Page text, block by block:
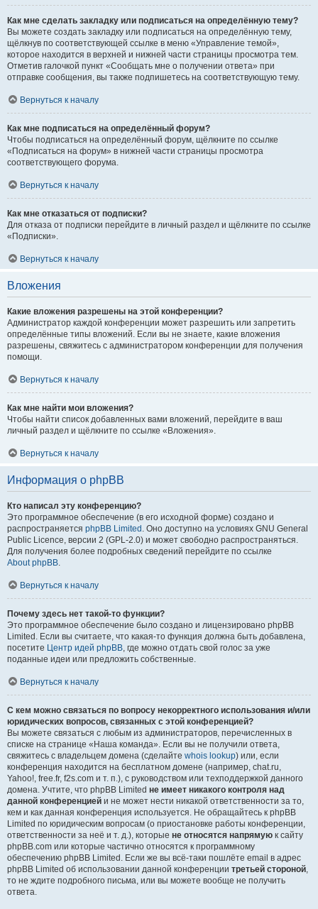
Как мне сделать закладку или подписаться на определённую тему?
Вы можете создать закладку или подписаться на определённую тему,
щёлкнув по соответствующей ссылке в меню «Управление темой»,
которое находится в верхней и нижней части страницы просмотра тем.
Отметив галочкой пункт «Сообщать мне о получении ответа» при
отправке сообщения, вы также подпишетесь на соответствующую тему.
Вернуться к началу
Как мне подписаться на определённый форум?
Чтобы подписаться на определённый форум, щёлкните по ссылке
«Подписаться на форум» в нижней части страницы просмотра
соответствующего форума.
Вернуться к началу
Как мне отказаться от подписки?
Для отказа от подписки перейдите в личный раздел и щёлкните по ссылке
«Подписки».
Вернуться к началу
Вложения
Какие вложения разрешены на этой конференции?
Администратор каждой конференции может разрешить или запретить
определённые типы вложений. Если вы не знаете, какие вложения
разрешены, свяжитесь с администратором конференции для получения
помощи.
Вернуться к началу
Как мне найти мои вложения?
Чтобы найти список добавленных вами вложений, перейдите в ваш
личный раздел и щёлкните по ссылке «Вложения».
Вернуться к началу
Информация о phpBB
Кто написал эту конференцию?
Это программное обеспечение (в его исходной форме) создано и
распространяется phpBB Limited . Оно доступно на условиях GNU General
Public Licence, версии 2 (GPL-2.0) и может свободно распространяться.
Для получения более подробных сведений перейдите по ссылке
About phpBB.
Вернуться к началу
Почему здесь нет такой-то функции?
Это программное обеспечение было создано и лицензировано phpBB
Limited. Если вы считаете, что какая-то функция должна быть добавлена,
посетите Центр идей phpBB, где можно отдать свой голос за уже
поданные идеи или предложить собственные.
Вернуться к началу
С кем можно связаться по вопросу некорректного использования и/или
юридических вопросов, связанных с этой конференцией?
Вы можете связаться с любым из администраторов, перечисленных в
списке на странице «Наша команда». Если вы не получили ответа,
свяжитесь с владельцем домена (сделайте whois lookup) или, если
конференция находится на бесплатном домене (например, chat.ru,
Yahoo!, free.fr, f2s.com и т. п.), с руководством или техподдержкой данного
домена. Учтите, что phpBB Limited не имеет никакого контроля над
данной конференцией и не может нести никакой ответственности за то,
кем и как данная конференция используется. Не обращайтесь к phpBB
Limited по юридическим вопросам (о приостановке работы конференции,
ответственности за неё и т. д.), которые не относятся напрямую к сайту
phpBB.com или которые частично относятся к программному
обеспечению phpBB Limited. Если же вы всё-таки пошлёте email в адрес
phpBB Limited об использовании данной конференции третьей стороной,
то не ждите подробного письма, или вы можете вообще не получить
ответа.